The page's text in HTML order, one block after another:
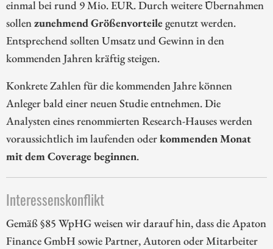
einmal bei rund 9 Mio. EUR. Durch weitere Übernahmen
sollenzunehmend Größenvorteilegenutzt werden.
Entsprechend sollten Umsatz und Gewinn in den
kommenden Jahren kräftig steigen.
Konkrete Zahlen für die kommenden Jahre können
Anleger bald einer neuen Studie entnehmen. Die
Analysten eines renommierten Research-Hauses werden
voraussichtlich im laufenden oderkommenden Monat
mit dem Coverage beginnen.
Interessenskonflikt
Gemäß §85 WpHG weisen wir darauf hin, dass die Apaton
Finance GmbH sowie Partner, Autoren oder Mitarbeiter